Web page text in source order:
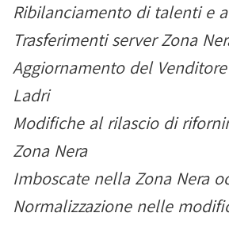
Ribilanciamento di talenti e
Trasferimenti server Zona
Aggiornamento del
Ladri
Modifiche al rilascio di
Zona Nera
Imboscate nella Zona Nera
Normalizzazione nelle